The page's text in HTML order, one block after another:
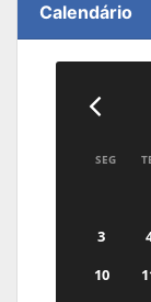
Calendário
SEG
3
10